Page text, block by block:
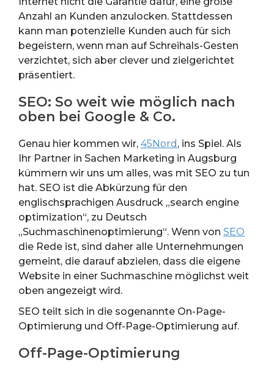
Anzahl an Kunden anzulocken. Stattdessen
kann man potenzielle Kunden auch für sich
begeistern, wenn man auf Schreihals-Gesten
verzichtet, sich aber clever und zielgerichtet
präsentiert.
SEO: So weit wie möglich nach
oben bei Google & Co.
Genau hier kommen wir, 45Nord , ins Spiel. Als
Ihr Partner in Sachen Marketing in Augsburg
kümmern wir uns um alles, was mit SEO zu tun
hat. SEO ist die Abkürzung für den
englischsprachigen Ausdruck „search engine
optimization“, zu Deutsch
„Suchmaschinenoptimierung“. Wenn von SEO
die Rede ist, sind daher alle Unternehmungen
gemeint, die darauf abzielen, dass die eigene
Website in einer Suchmaschine möglichst weit
oben angezeigt wird.
SEO teilt sich in die sogenannte On-Page-
Optimierung und Off-Page-Optimierung auf.
Off-Page-Optimierung